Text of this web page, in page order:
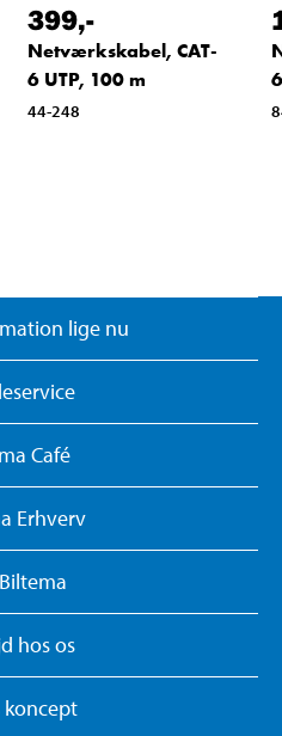
399,-
Netværkskabel, CAT-
6 UTP, 100 m
44-248
lige nu
Café
Erhverv
hos os
koncept